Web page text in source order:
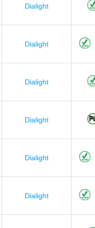
Dialight
Dialight
Dialight
Dialight
Dialight
Dialight